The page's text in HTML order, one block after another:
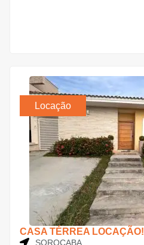
Locação
CASA TÉRREA LOCAÇÃO!
SOROCABA